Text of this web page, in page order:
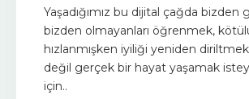
Yaşadığımız bu dijital çağda bizden
bizden olmayanları öğrenmek,
hızlanmışken iyiliği yeniden
değil gerçek bir hayat yaşamak
için..